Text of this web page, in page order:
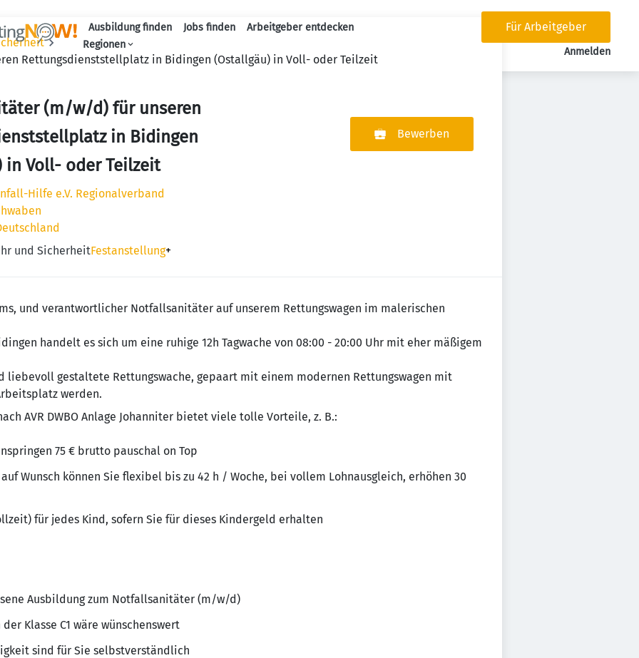
Ausbildung finden Jobs finden
Arbeitgeber entdecken
Regionen
Für Arbeitgeber
Anmelden
Rettungsdienststellplatz in Bidingen (Ostallgäu) in Voll- oder Teilzeit
(m/w/d) für unseren
in Bidingen
in Voll- oder Teilzeit
Hilfe e.V. Regionalverband
und SicherheitFestanstellung+
Bewerben
und verantwortlicher Notfallsanitäter auf unserem Rettungswagen im malerischen
handelt es sich um eine ruhige 12h Tagwache von 08:00 - 20:00 Uhr mit eher mäßigem
liebevoll gestaltete Rettungswache, gepaart mit einem modernen Rettungswagen mit
werden.
AVR DWBO Anlage Johanniter bietet viele tolle Vorteile, z. B.:
75 € brutto pauschal on Top
Wunsch können Sie flexibel bis zu 42 h / Woche, bei vollem Lohnausgleich, erhöhen 30
für jedes Kind, sofern Sie für dieses Kindergeld erhalten
Ausbildung zum Notfallsanitäter (m/w/d)
Klasse C1 wäre wünschenswert
sind für Sie selbstverständlich